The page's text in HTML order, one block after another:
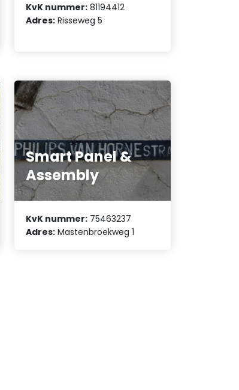
KvK nummer: 81194412
Adres: Risseweg 5
Smart Panel &
Assembly
KvK nummer: 75463237
Adres: Mastenbroekweg 1